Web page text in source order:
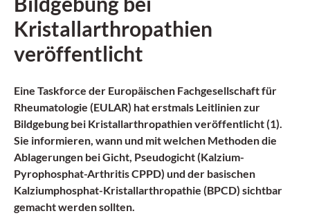
Kristallarthropathien
veröffentlicht
Eine Taskforce der Europäischen Fachgesellschaft für
Rheumatologie (EULAR) hat erstmals Leitlinien zur
Bildgebung bei Kristallarthropathien veröffentlicht (1).
Sie informieren, wann und mit welchen Methoden die
Ablagerungen beiGicht, Pseudogicht (Kalzium-
Pyrophosphat-Arthritis CPPD) und der basischen
Kalziumphosphat-Kristallarthropathie (BPCD) sichtbar
gemacht werden sollten.